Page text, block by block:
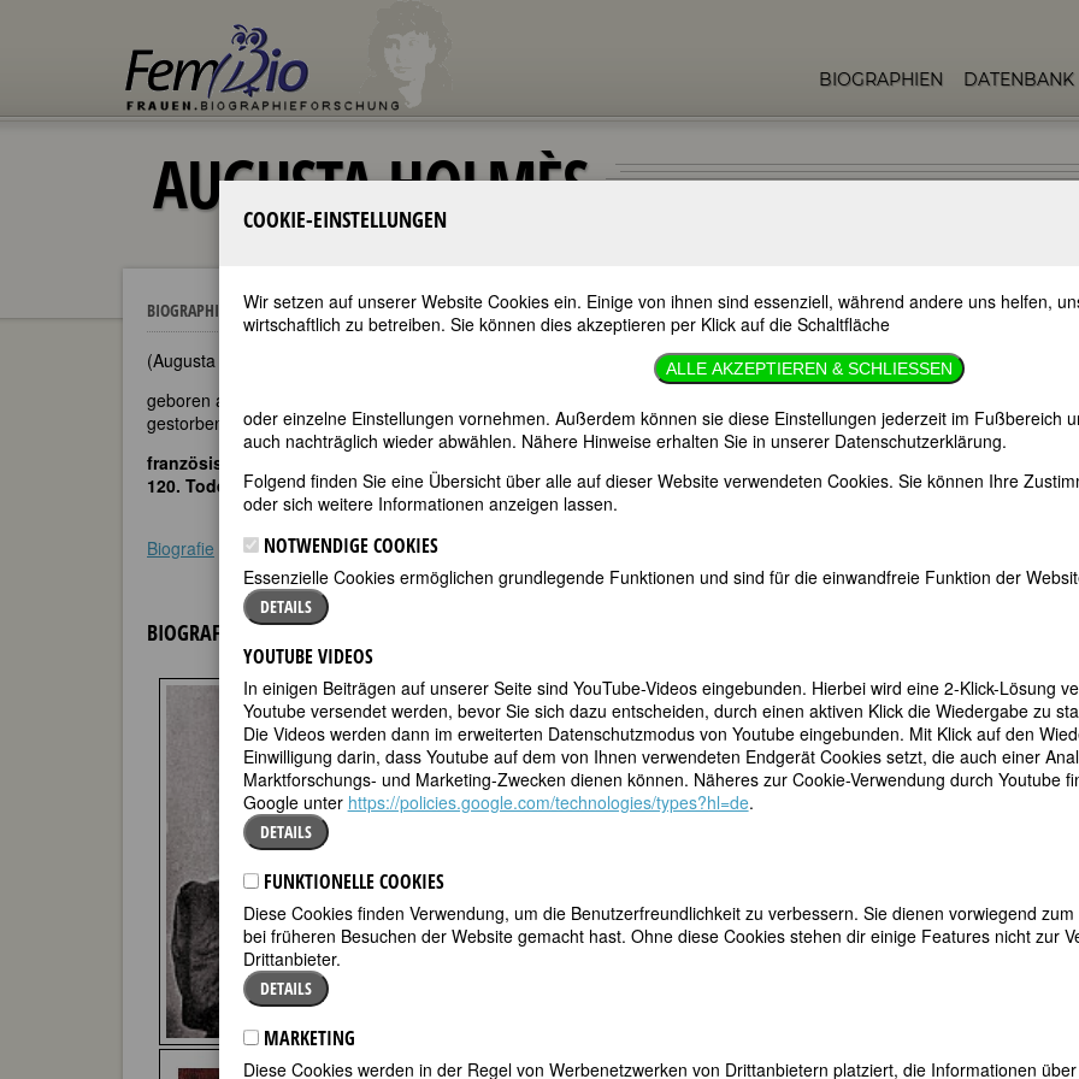
BIOGRAPHIEN DATENBANK
AUGUSTA HOLMÈS
BIOGRAPHIEN Augusta Holmès
(Augusta Mary Anne Holmès; Augusta Mary-Anne Patricia Holmès; Hermann Zenta [Pseudonym])
geboren am 16. Dezember 1847 in Paris
gestorben am 28. Januar 1903 in Paris
französische Komponistin
120. Todestag am 28. Januar 2023
Biografie Zitate•Weblinks• Literatur & Quellen
BIOGRAFIE
tweet
mail
Als „eine schöne Frau im roten Kleid, Zigaretten rauchend, auf
einem Sofa liegend” beschrieb sie ein Freund. Ein anderer sah
sie als „ein großes junges Mädchen mit festem blonden Haar in
der Farbe eines Kornfeldes, von wunderbarer Schönheit, und von
einer unvergesslichen Majestät”. Über den vielen
Beschreibungen ihres Äußeren vergisst man fast, dass die Tochter einer
Zugang zum Konservatorium verwehrt, wie sie als Frau auch nicht am
den Prix de Rome teilnehmen konnte. Sie nahm privaten Unterricht bei César
Als junge Frau sang sie bei Soirées mit ihrer vollen Altstimme eigene Lieder. Unter
Man sagte ihr nach, Liszt habe ihr den Hof gemacht, und nach dem Tod von
COOKIE-EINSTELLUNGEN
Wir setzen auf unserer Website Cookies ein. Einige von ihnen sind essenziell, während andere uns helfen,
wirtschaftlich zu betreiben. Sie können dies akzeptieren per Klick auf die Schaltfläche
ALLE AKZEPTIEREN & SCHLIESSEN
oder einzelne Einstellungen vornehmen. Außerdem können sie diese Einstellungen jederzeit im Fußbereich
auch nachträglich wieder abwählen. Nähere Hinweise erhalten Sie in unserer Datenschutzerklärung.
Folgend finden Sie eine Übersicht über alle auf dieser Website verwendeten Cookies. Sie können Ihre
oder sich weitere Informationen anzeigen lassen.
NOTWENDIGE COOKIES
Essenzielle Cookies ermöglichen grundlegende Funktionen und sind für die einwandfreie Funktion der
DETAILS
YOUTUBE VIDEOS
In einigen Beiträgen auf unserer Seite sind YouTube-Videos eingebunden. Hierbei wird eine 2-Klick-Lösung
Youtube versendet werden, bevor Sie sich dazu entscheiden, durch einen aktiven Klick die Wiedergabe zu
Die Videos werden dann im erweiterten Datenschutzmodus von Youtube eingebunden. Mit Klick auf den
Einwilligung darin, dass Youtube auf dem von Ihnen verwendeten Endgerät Cookies setzt, die auch einer
Marktforschungs- und Marketing-Zwecken dienen können. Näheres zur Cookie-Verwendung durch Youtube
Google unter https://policies.google.com/technologies/types?hl=de.
DETAILS
FUNKTIONELLE COOKIES
Diese Cookies finden Verwendung, um die Benutzerfreundlichkeit zu verbessern. Sie dienen vorwiegend
bei früheren Besuchen der Website gemacht hast. Ohne diese Cookies stehen dir einige Features nicht zur
Drittanbieter.
DETAILS
MARKETING
Diese Cookies werden in der Regel von Werbenetzwerken von Drittanbietern platziert, die Informationen